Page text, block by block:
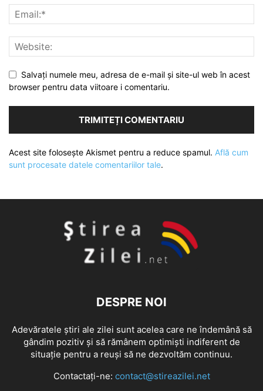
Salvați numele meu, adresa de e-mail și site-ul web în acest
browser pentru data viitoare i comentariu.
Acest site folosește Akismet pentru a reduce spamul. Află cum
sunt procesate datele comentariilor tale.
DESPRE NOI
Adevăratele știri ale zilei sunt acelea care ne îndemână să
gândim pozitiv și să rămânem optimiști indiferent de
situație pentru a reuși să ne dezvoltăm continuu.
Contactați-ne: contact@stireazilei.net